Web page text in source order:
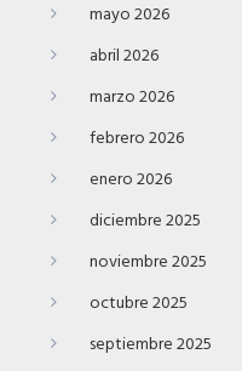
mayo 2026
abril 2026
marzo 2026
febrero 2026
enero 2026
diciembre 2025
noviembre 2025
octubre 2025
septiembre 2025